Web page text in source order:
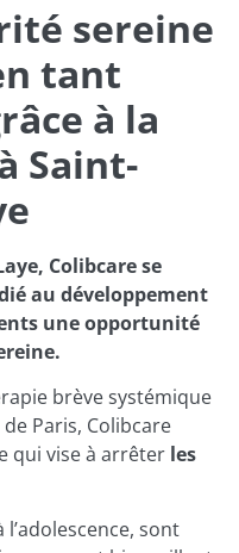
sereine
tant
à la
Saint-
Colibcare se
au développement
une opportunité
brève systémique
de Paris, Colibcare
qui vise à arrêter les
sont